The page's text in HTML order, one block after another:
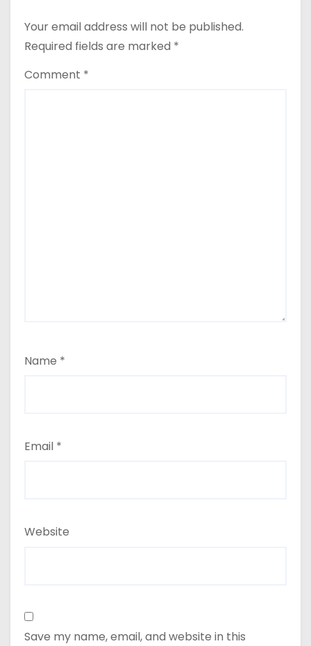
Your email address will not be published.
Required fields are marked *
Comment *
Name *
Email *
Website
Save my name, email, and website in this